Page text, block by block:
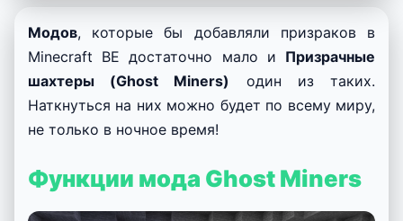
Модов, которые бы добавляли призраков в
Minecraft BE достаточно мало и Призрачные
шахтеры (Ghost Miners)
один из таких.
Наткнуться на них можно будет по всему миру,
не только в ночное время!
Функции мода Ghost Miners